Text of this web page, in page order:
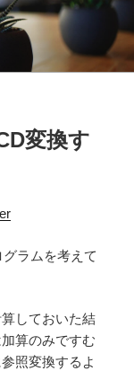
変換す
ラムを考えて
しておいた結
算のみですむ
照変換するよ